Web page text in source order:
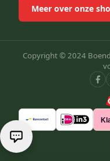
Meer over onze
Copyright © 2024